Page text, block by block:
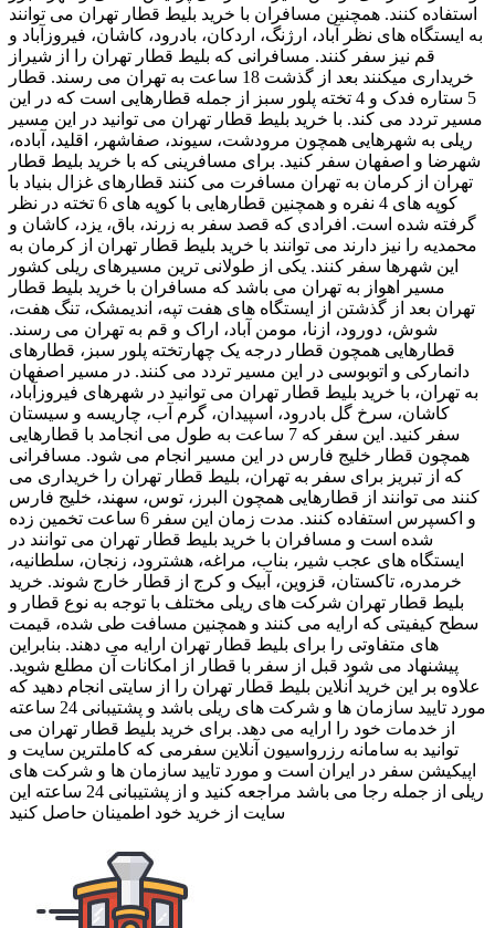
استفاده کنند. همچنین مسافران با خرید بلیط قطار تهران می توانند
به ایستگاه های نظر آباد، ارژنگ، اردکان، بادرود، کاشان، فیروزآباد و
قم نیز سفر کنند. مسافرانی که بلیط قطار تهران را از شیراز
خریداری میکنند بعد از گذشت 18 ساعت به تهران می رسند. قطار
5 ستاره فدک و 4 تخته پلور سبز از جمله قطارهایی است که در این
مسیر تردد می کند. با خرید بلیط قطار تهران می توانید در این مسیر
ریلی به شهرهایی همچون مرودشت، سیوند، صفاشهر، اقلید، آباده،
شهرضا و اصفهان سفر کنید. برای مسافرینی که با خرید بلیط قطار
تهران از کرمان به تهران مسافرت می کنند قطارهای غزال بنیاد با
کوپه های 4 نفره و همچنین قطارهایی با کوپه های 6 تخته در نظر
گرفته شده است. افرادی که قصد سفر به زرند، باق، یزد، کاشان و
محمدیه را نیز دارند می توانند با خرید بلیط قطار تهران از کرمان به
این شهرها سفر کنند. یکی از طولانی ترین مسیرهای ریلی کشور
مسیر اهواز به تهران می باشد که مسافران با خرید بلیط قطار
تهران بعد از گذشتن از ایستگاه های هفت تپه، اندیمشک، تنگ هفت،
شوش، دورود، ازنا، مومن آباد، اراک و قم به تهران می رسند.
قطارهایی همچون قطار درجه یک چهارتخته پلور سبز، قطارهای
دانمارکی و اتوبوسی در این مسیر تردد می کنند. در مسیر اصفهان
به تهران، با خرید بلیط قطار تهران می توانید در شهرهای فیروزآباد،
کاشان، سرخ گل بادرود، اسپیدان، گرم آب، چاریسه و سیستان
سفر کنید. این سفر که 7 ساعت به طول می انجامد با قطارهایی
همچون قطار خلیج فارس در این مسیر انجام می شود. مسافرانی
که از تبریز برای سفر به تهران، بلیط قطار تهران را خریداری می
کنند می توانند از قطارهایی همچون البرز، توس، سهند، خلیج فارس
و اکسپرس استفاده کنند. مدت زمان این سفر 6 ساعت تخمین زده
شده است و مسافران با خرید بلیط قطار تهران می توانند در
ایستگاه های عجب شیر، بناب، مراغه، هشترود، زنجان، سلطانیه،
خرمدره، تاکستان، قزوین، آبیک و کرج از قطار خارج شوند. خرید
بلیط قطار تهران شرکت های ریلی مختلف با توجه به نوع قطار و
سطح کیفیتی که ارایه می کنند و همچنین مسافت طی شده، قیمت
های متفاوتی را برای بلیط قطار تهران ارایه می دهند. بنابراین
پیشنهاد می شود قبل از سفر با قطار از امکانات آن مطلع شوید.
علاوه بر این خرید آنلاین بلیط قطار تهران را از سایتی انجام دهید که
مورد تایید سازمان ها و شرکت های ریلی باشد و پشتیبانی 24 ساعته
از خدمات خود را ارایه می دهد. برای خرید بلیط قطار تهران می
توانید به سامانه رزرواسیون آنلاین سفرمی که کاملترین سایت و
اپیکیشن سفر در ایران است و مورد تایید سازمان ها و شرکت های
ریلی از جمله رجا می باشد مراجعه کنید و از پشتیبانی 24 ساعته این
سایت از خرید خود اطمینان حاصل کنید